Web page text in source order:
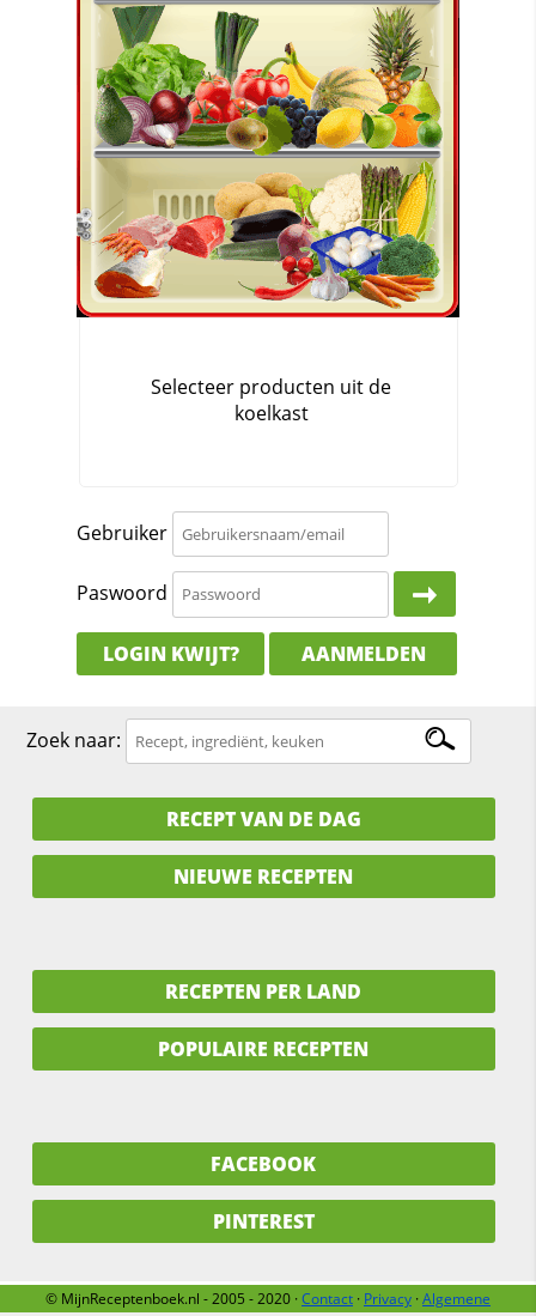
Gebruiker
Paswoord
LOGIN KWIJT? AANMELDEN
Zoek naar:
RECEPT VAN DE DAG
NIEUWE RECEPTEN
RECEPTEN PER LAND
POPULAIRE RECEPTEN
FACEBOOK
PINTEREST
© MijnReceptenboek.nl - 2005 - 2020 ·Contact · Privacy ·Algemene